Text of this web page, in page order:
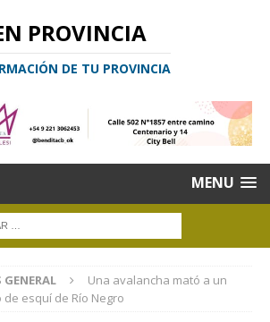
PROVINCIA
DE TU PROVINCIA
MENU
GENERAL
Una avalancha mató a un
esquí de Río Negro